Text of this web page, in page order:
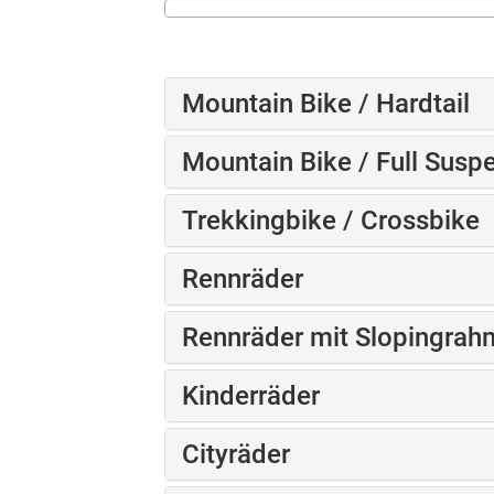
Mountain Bike / Hardtail
Mountain Bike / Full
Trekkingbike / Crossbike
Rennräder
Rennräder mit
Kinderräder
Cityräder